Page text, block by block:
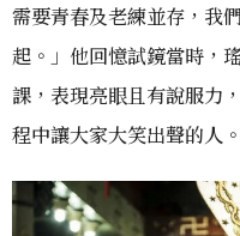
需要青春及老練並存，我
起。」他回憶試鏡當時，
課，表現亮眼且有說服力
程中讓大家大笑出聲的人。